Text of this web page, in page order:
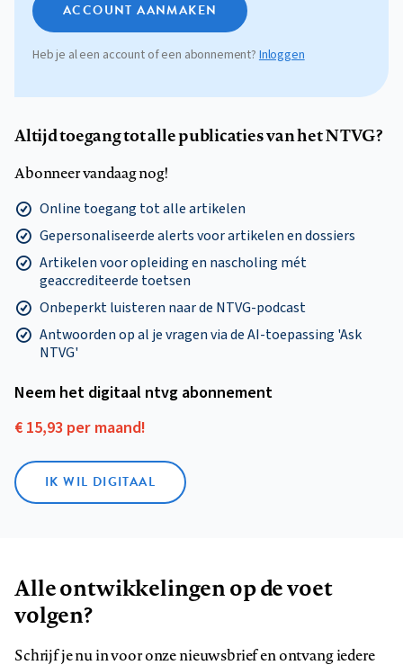
ACCOUNT AANMAKEN
Heb je al een account of een abonnement?Inloggen
Altijd toegang tot alle publicaties van het NTVG?
Abonneer vandaag nog!
Online toegang tot alle artikelen
Gepersonaliseerde alerts voor artikelen en dossiers
Artikelen voor opleiding en nascholing mét
geaccrediteerde toetsen
Onbeperkt luisteren naar de NTVG-podcast
Antwoorden op al je vragen via de AI-toepassing 'Ask
NTVG'
Neem het digitaal ntvg abonnement
€ 15,93 per maand!
IK WIL DIGITAAL
Alle ontwikkelingen op de voet
volgen?
Schrijf je nu in voor onze nieuwsbrief en ontvang iedere